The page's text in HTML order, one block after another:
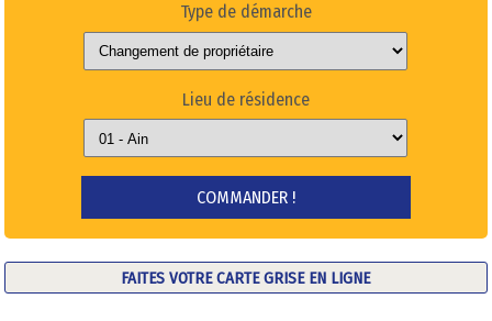
Type de démarche
Lieu de résidence
FAITES VOTRE CARTE GRISE EN LIGNE